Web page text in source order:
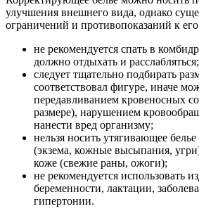
улучшения внешнего вида, однако
ограничений и противопоказаний к
не рекомендуется спать в
должно отдыхать и расслабляться;
следует тщательно подбирать
соответствовал фигуре, иначе
передавливанием кровеносных
размере), нарушением
нанести вред организму;
нельзя носить утягивающее
(экзема, кожные высыпания,
коже (свежие раны, ожоги);
не рекомендуется использовать
беременности, лактации,
гипертонии.